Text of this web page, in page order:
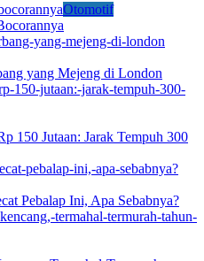
Otomotif
yang Mejeng di London
150 Jutaan: Jarak Tempuh 300
Pebalap Ini, Apa Sebabnya?